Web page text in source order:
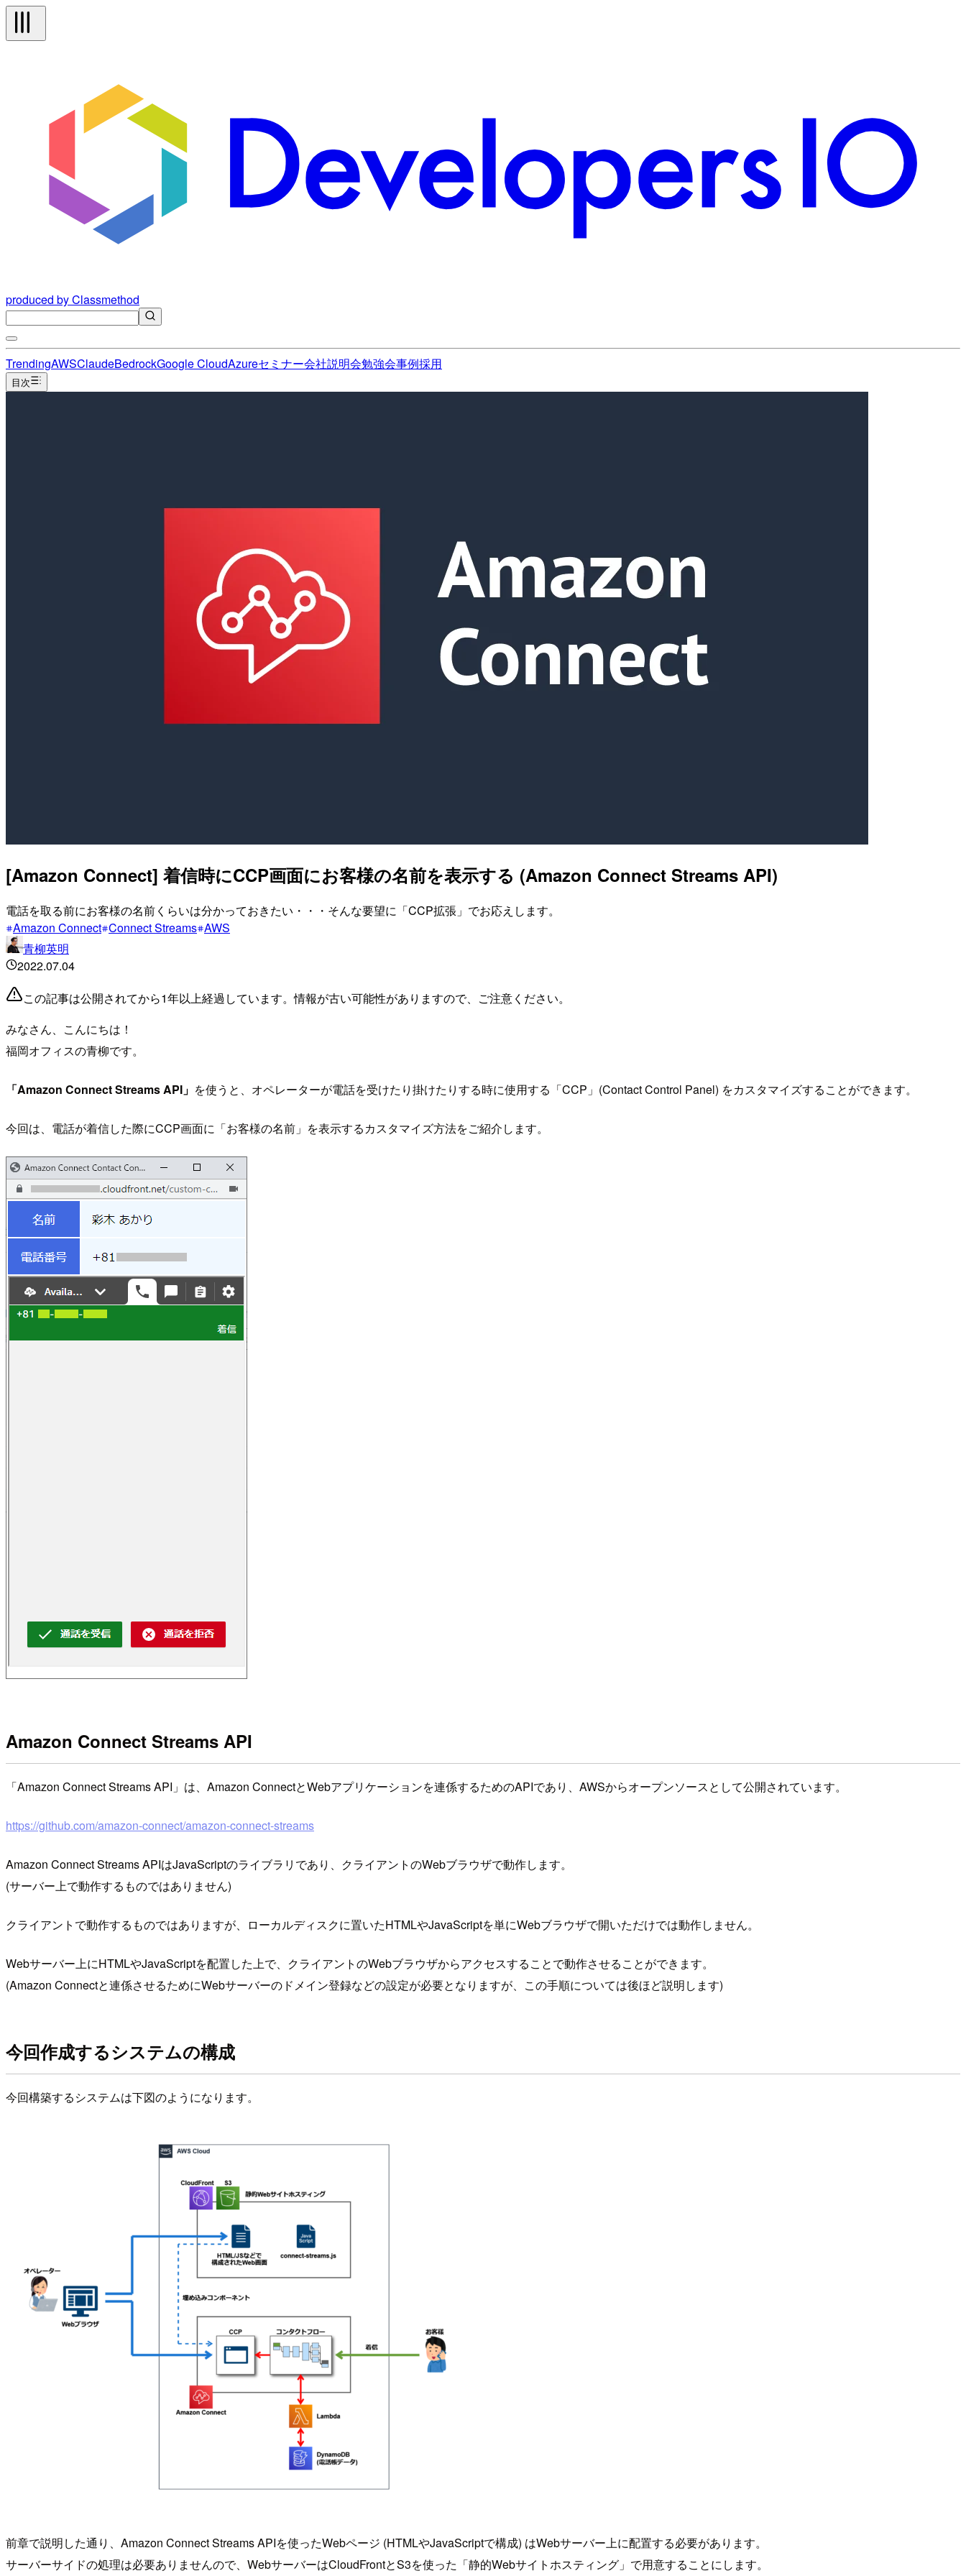
produced by Classmethod
TrendingAWSClaudeBedrockGoogle CloudAzureセミナー会社説明会勉強会事例採用
目次
[Amazon Connect] 着信時にCCP画面にお客様の名前を表示する (Amazon Connect Streams API)
電話を取る前にお客様の名前くらいは分かっておきたい・・・そんな要望に「CCP拡張」でお応えします。
Amazon Connect Connect Streams AWS
青柳英明
2022.07.04
この記事は公開されてから1年以上経過しています。情報が古い可能性がありますので、ご注意ください。
みなさん、こんにちは！
福岡オフィスの青柳です。
「Amazon Connect Streams API」 を使うと、オペレーターが電話を受けたり掛けたりする時に使用する「CCP」(Contact Control Panel) をカスタマイズすることができます。
今回は、電話が着信した際にCCP画面に「お客様の名前」を表示するカスタマイズ方法をご紹介します。
Amazon Connect Streams API
「Amazon Connect Streams API」は、Amazon ConnectとWebアプリケーションを連係するためのAPIであり、AWSからオープンソースとして公開されています。
https://github.com/amazon-connect/amazon-connect-streams
Amazon Connect Streams APIはJavaScriptのライブラリであり、クライアントのWebブラウザで動作します。
(サーバー上で動作するものではありません)
クライアントで動作するものではありますが、ローカルディスクに置いたHTMLやJavaScriptを単にWebブラウザで開いただけでは動作しません。
Webサーバー上にHTMLやJavaScriptを配置した上で、クライアントのWebブラウザからアクセスすることで動作させることができます。
(Amazon Connectと連係させるためにWebサーバーのドメイン登録などの設定が必要となりますが、この手順については後ほど説明します)
今回作成するシステムの構成
今回構築するシステムは下図のようになります。
前章で説明した通り、Amazon Connect Streams APIを使ったWebページ (HTMLやJavaScriptで構成) はWebサーバー上に配置する必要があります。
サーバーサイドの処理は必要ありませんので、WebサーバーはCloudFrontとS3を使った「静的Webサイトホスティング」で用意することにします。